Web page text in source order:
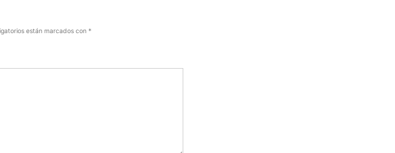
están marcados con *